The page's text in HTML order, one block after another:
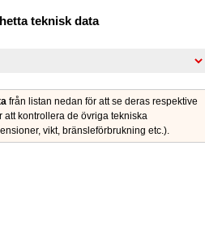
teknisk data
från listan nedan för att se deras respektive
att kontrollera de övriga tekniska
vikt, bränsleförbrukning etc.).